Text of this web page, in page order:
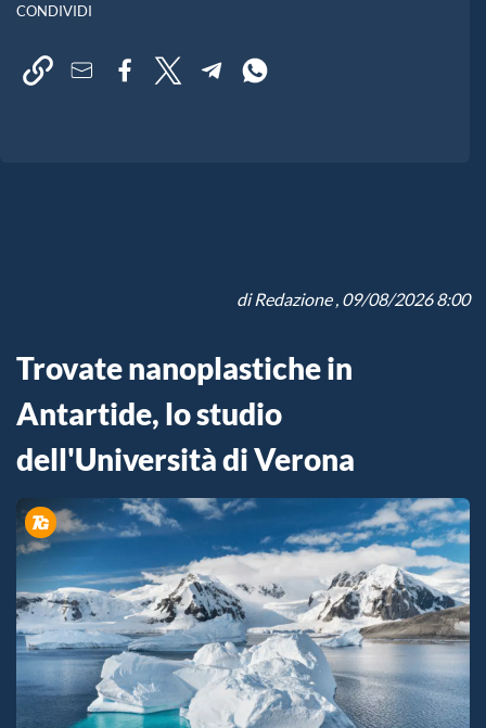
CONDIVIDI
diRedazione, 09/08/2026 8:00
Trovate nanoplastiche in
Antartide, lo studio
dell'Università di Verona